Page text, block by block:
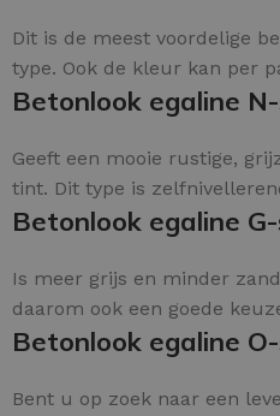
Dit is de meest voordelige
type. Ook de kleur kan per
Betonlook egaline
Geeft een mooie rustige,
tint. Dit type is
Betonlook egaline
Is meer grijs en minder
daarom ook een goede
Betonlook egaline
Bent u op zoek naar een